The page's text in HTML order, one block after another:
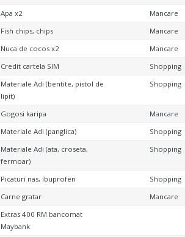
Apa x2
Mancare
Fish chips, chips
Mancare
Nuca de cocos x2
Mancare
Credit cartela SIM
Shopping
Materiale Adi (bentite, pistol de
lipit)
Shopping
Gogosi karipa
Mancare
Materiale Adi (panglica)
Shopping
Materiale Adi (ata, croseta,
fermoar)
Shopping
Picaturi nas, ibuprofen
Shopping
Carne gratar
Mancare
Extras 400 RM bancomat
Maybank